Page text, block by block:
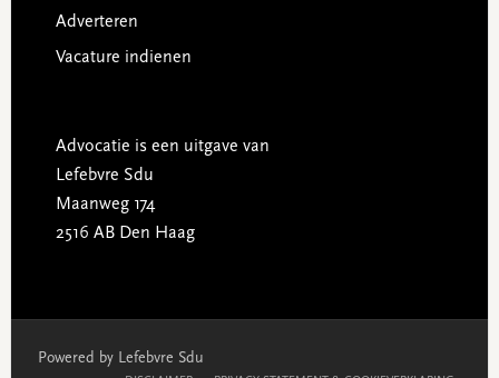
Adverteren
Vacature indienen
Advocatie is een uitgave van
Lefebvre Sdu
Maanweg 174
2516 AB Den Haag
Powered by Lefebvre Sdu